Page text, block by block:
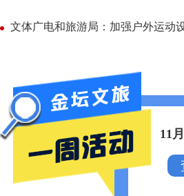
文体广电和旅游局：加强户外运动
11